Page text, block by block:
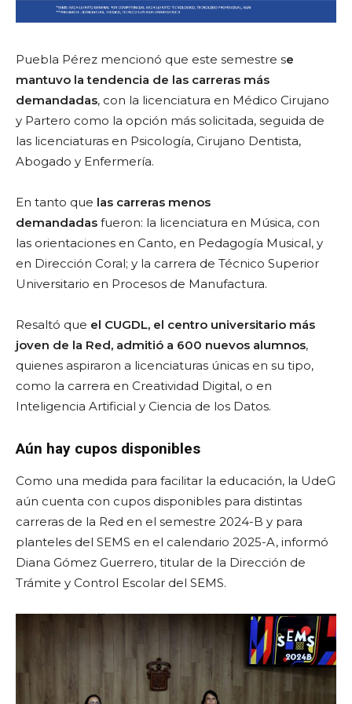
Puebla Pérez mencionó que este semestre se
mantuvo la tendencia de las carreras más
demandadas, con la licenciatura en Médico Cirujano
y Partero como la opción más solicitada, seguida de
las licenciaturas en Psicología, Cirujano Dentista,
Abogado y Enfermería.
En tanto que las carreras menos
demandadas fueron: la licenciatura en Música, con
las orientaciones en Canto, en Pedagogía Musical, y
en Dirección Coral; y la carrera de Técnico Superior
Universitario en Procesos de Manufactura.
Resaltó que el CUGDL, el centro universitario más
joven de la Red, admitió a 600 nuevos alumnos,
quienes aspiraron a licenciaturas únicas en su tipo,
como la carrera en Creatividad Digital, o en
Inteligencia Artificial y Ciencia de los Datos.
Aún hay cupos disponibles
Como una medida para facilitar la educación, la UdeG
aún cuenta con cupos disponibles para distintas
carreras de la Red en el semestre 2024-B y para
planteles del SEMS en el calendario 2025-A, informó
Diana Gómez Guerrero, titular de la Dirección de
Trámite y Control Escolar del SEMS.